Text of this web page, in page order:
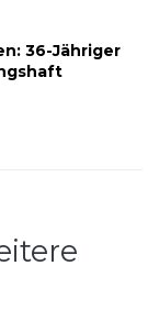
36-Jähriger